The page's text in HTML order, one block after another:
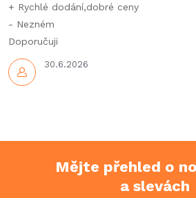
p
i
s
30.6.2026
+ Rychlé dodání,dobré ceny
- Nezném
Doporučuji
Mějte přehled o
a slevách